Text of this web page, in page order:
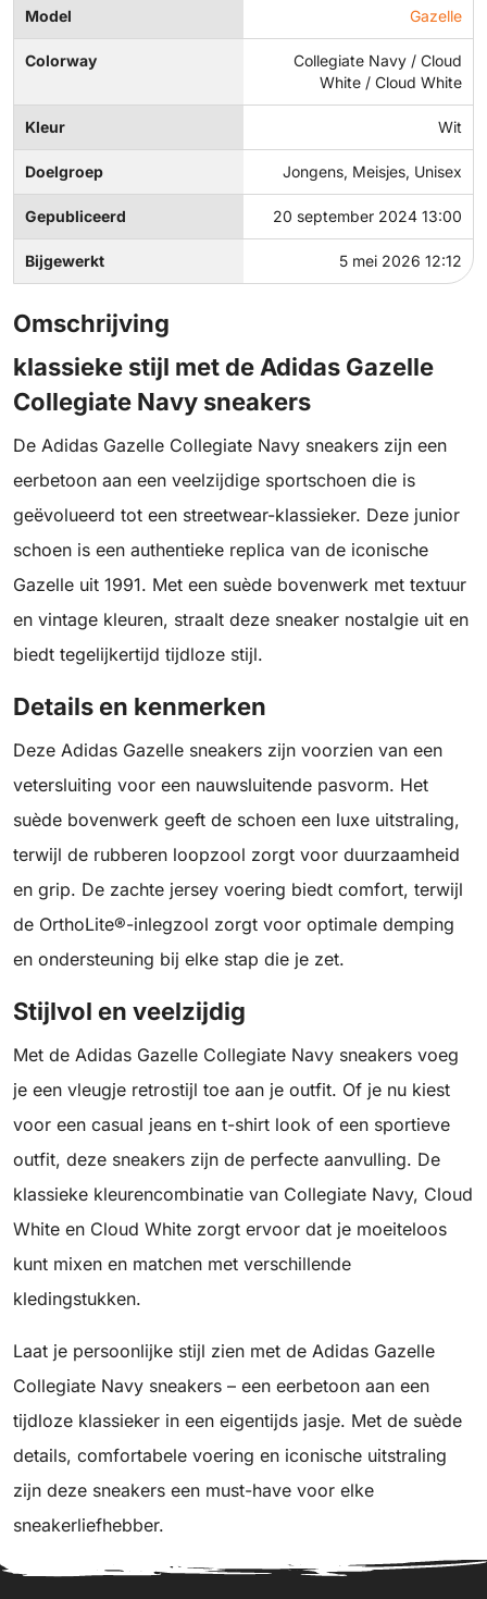
Model Gazelle
Colorway
Collegiate Navy / Cloud
White / Cloud White
Kleur Wit
Doelgroep Jongens, Meisjes, Unisex
Gepubliceerd 20 september 2024 13:00
Bijgewerkt 5 mei 2026 12:12
Omschrijving
klassieke stijl met de Adidas Gazelle
Collegiate Navy sneakers
De Adidas Gazelle Collegiate Navy sneakers zijn een
eerbetoon aan een veelzijdige sportschoen die is
geëvolueerd tot een streetwear-klassieker. Deze junior
schoen is een authentieke replica van de iconische
Gazelle uit 1991. Met een suède bovenwerk met textuur
en vintage kleuren, straalt deze sneaker nostalgie uit en
biedt tegelijkertijd tijdloze stijl.
Details en kenmerken
Deze Adidas Gazelle sneakers zijn voorzien van een
vetersluiting voor een nauwsluitende pasvorm. Het
suède bovenwerk geeft de schoen een luxe uitstraling,
terwijl de rubberen loopzool zorgt voor duurzaamheid
en grip. De zachte jersey voering biedt comfort, terwijl
de OrthoLite®-inlegzool zorgt voor optimale demping
en ondersteuning bij elke stap die je zet.
Stijlvol en veelzijdig
Met de Adidas Gazelle Collegiate Navy sneakers voeg
je een vleugje retrostijl toe aan je outfit. Of je nu kiest
voor een casual jeans en t-shirt look of een sportieve
outfit, deze sneakers zijn de perfecte aanvulling. De
klassieke kleurencombinatie van Collegiate Navy, Cloud
White en Cloud White zorgt ervoor dat je moeiteloos
kunt mixen en matchen met verschillende
kledingstukken.
Laat je persoonlijke stijl zien met de Adidas Gazelle
Collegiate Navy sneakers – een eerbetoon aan een
tijdloze klassieker in een eigentijds jasje. Met de suède
details, comfortabele voering en iconische uitstraling
zijn deze sneakers een must-have voor elke
sneakerliefhebber.